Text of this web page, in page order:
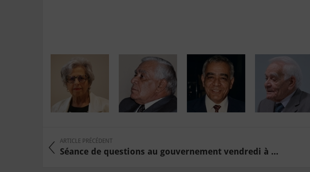
ARTICLE PRÉCÉDENT
Séance de questions au gouvernement vendredi à ...